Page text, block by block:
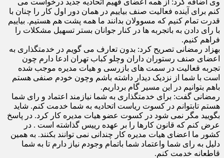
کنم برای آینده فعالیت صنف بیاییم در همان دور اول کار را چنان با
قدرت تمام کنیم که مسوولان بدانند ما همه پشت هم هستیم. بیاییم
با رای دادن به باتجربه ها در کنار جوانان بستر تسهیل مشکلات را
فراهم کنیم.
بهزاد رمضانی تصریح کرد: بدون تعارف می گویم در خدمتگذاری به
اعضای صنف رستوران داران وچلو کباب تهران ادعا دارم چون
تجربه قعالیت در سمت های بازرسی و هیات مدیره موجب شده
است با شما از نزدیک دیدار داشته باشم وچون خودم صنفی هستم
باهم بتوانیم در این مسیر گام برداریم.
رمضانی گفت: برای خدمتگذاری به شما نیازمند اعتماد و رای شما
هستم تابتوانم در کسوت ریاست اتحادیه به شما خدمت کنم. شاید
بگویید مگر نمی شود در کسوت عضو هیات مدیره کار کرد. در پاسخ
عرض کنم که قانون کارها را بر عهده رییس گذاشته است . در
کشور ما اعضای هیات مدیره کار چندانی نمی توانند بکنند. به همین
دلیل به رای شما واعتماد شما باتمام وجودم نیاز دارم تا به شما
قاطعانه خدمت کنم.